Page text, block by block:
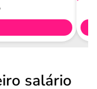
salário